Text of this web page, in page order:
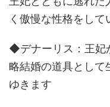
く傲慢な性格をして
◆デナーリス：王妃
略結婚の道具として
ゆきます